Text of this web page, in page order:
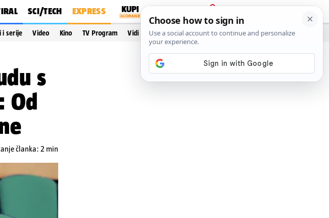
SCI/TECH EXPRESS
PRIJAVA
i serije Video Kino TV Program Vidi još…
s
Od
članka: 2 min